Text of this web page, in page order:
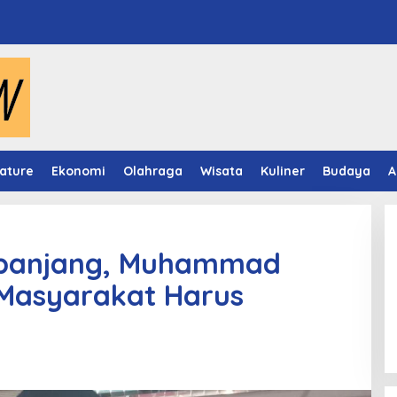
Ekonomi Olahraga Wisata Kuliner Budaya
Muhammad
Harus
Video Mapping Museum